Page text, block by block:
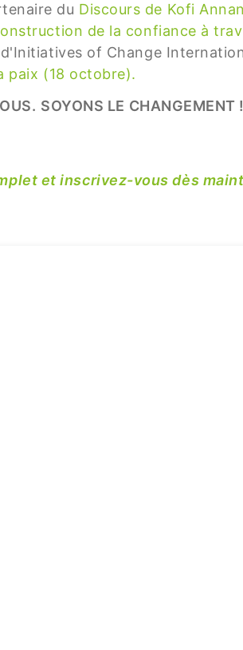
du Discours de Kofi
de la confiance à
of Change
paix (18 octobre).
SOYONS LE CHANGEMENT !
et inscrivez-vous dès